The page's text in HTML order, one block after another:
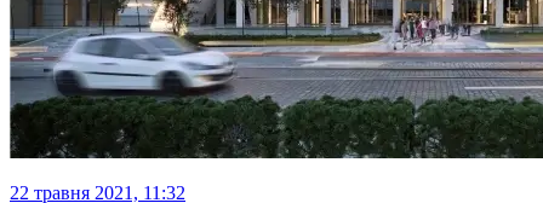
22 травня 2021, 11:32